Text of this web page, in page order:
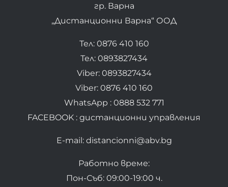
гр. Варна
„Дистанционни Варна“ ООД
Тел: 0876 410 160
Тел: 0893827434
Viber: 0893827434
Viber: 0876 410 160
WhatsApp : 0888 532 771
FACEBOOK : дистанционни управления
E-mail: distancionni@abv.bg
Работно време:
Пон-Съб: 09:00-19:00 ч.